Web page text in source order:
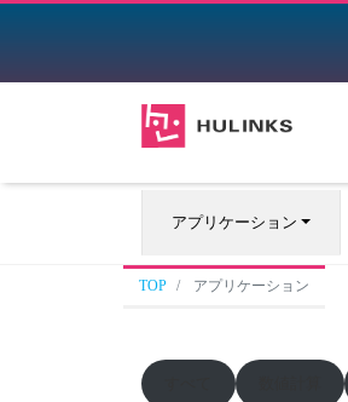
アプリケーション
TOP アプリケーション